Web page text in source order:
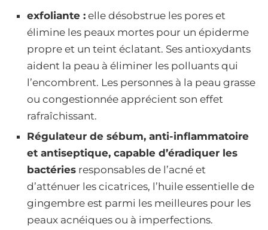
exfoliante : elle désobstrue les pores et
élimine les peaux mortes pour un épiderme
propre et un teint éclatant. Ses antioxydants
aident la peau à éliminer les polluants qui
l’encombrent. Les personnes à la peau grasse
ou congestionnée apprécient son effet
rafraîchissant.
Régulateur de sébum, anti-inflammatoire
et antiseptique, capable d’éradiquer les
bactéries responsables de l’acné et
d’atténuer les cicatrices, l’huile essentielle de
gingembre est parmi les meilleures pour les
peaux acnéiques ou à imperfections.